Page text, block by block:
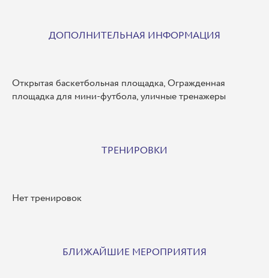
ДОПОЛНИТЕЛЬНАЯ ИНФОРМАЦИЯ
Открытая баскетбольная площадка, Огражденная
площадка для мини-футбола, уличные тренажеры
ТРЕНИРОВКИ
Нет тренировок
БЛИЖАЙШИЕ МЕРОПРИЯТИЯ